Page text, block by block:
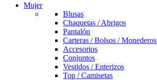
Mujer
Blusas
Chaquetas / Abrigos
Pantalón
Carteras / Bolsos / Monederos
Accesorios
Conjuntos
Vestidos / Enterizos
Top / Camisetas